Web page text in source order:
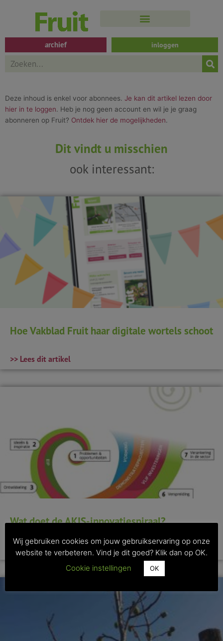
inhoud
archief inloggen
Search
Deze inhoud is enkel voor abonnees. Je kan dit artikel lezen door
hier in te loggen. Heb je nog geen account en wil je je graag
abonneren op Fruit? Ontdek hier de mogelijkheden.
Dit vindt u misschien
ook interessant:
Hoe Vakblad Fruit haar digitale wortels schoot
>> Lees dit artikel
Wat doet de AKIS-innovatiespiraal?
>> Lees dit artikel
Wij gebruiken cookies om jouw gebruikservaring op onze
website te verbeteren. Vind je dit goed? Klik dan op OK.
Cookie instellingen
OK